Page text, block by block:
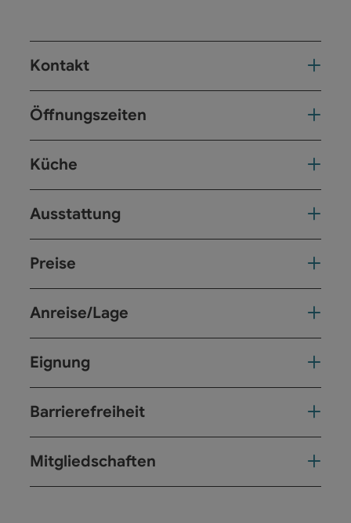
Kontakt
Öffnungszeiten
Küche
Ausstattung
Preise
Anreise/Lage
Eignung
Barrierefreiheit
Mitgliedschaften